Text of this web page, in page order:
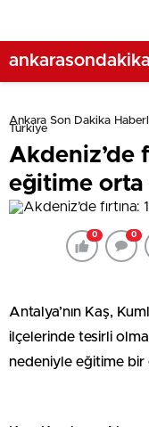
Ankara Son Dakika
Türkiye
Akdeniz’de
eğitime orta
0 0
Antalya’nın Kaş,
ilçelerinde tesirli
nedeniyle eğitime